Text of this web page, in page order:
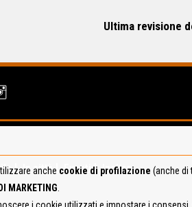
Ultima revisione
In città Eventi Inoltre...
anche cookie di profilazione (anche di
MARKETING